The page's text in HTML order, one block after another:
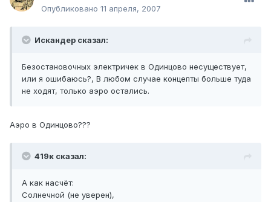
Опубликовано 11 апреля, 2007
Искандер сказал:
Безостановочных электричек в Одинцово несуществует,
или я ошибаюсь?, В любом случае концепты больше туда
не ходят, только аэро остались.
Аэро в Одинцово???
419к сказал:
А как насчёт:
Солнечной (не уверен),